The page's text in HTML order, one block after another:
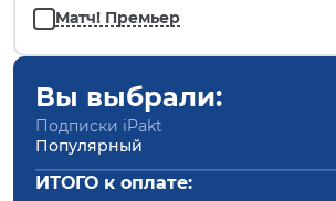
Матч! Премьер
Вы выбрали:
Подписки iPakt
Популярный
ИТОГО к оплате: